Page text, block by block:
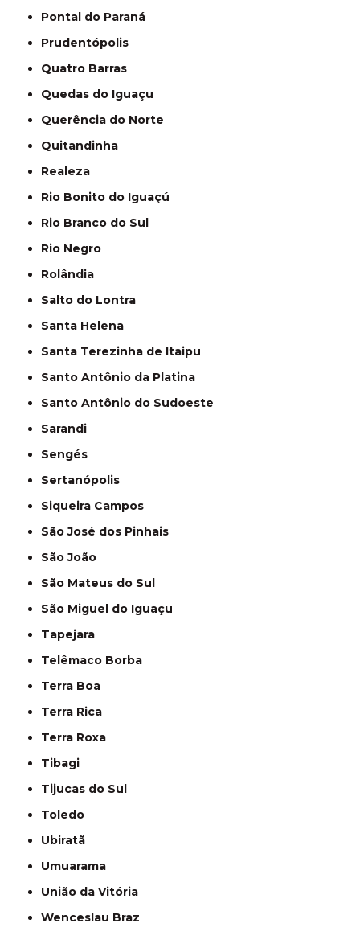
Pontal do Paraná
Prudentópolis
Quatro Barras
Quedas do Iguaçu
Querência do Norte
Quitandinha
Realeza
Rio Bonito do Iguaçú
Rio Branco do Sul
Rio Negro
Rolândia
Salto do Lontra
Santa Helena
Santa Terezinha de Itaipu
Santo Antônio da Platina
Santo Antônio do Sudoeste
Sarandi
Sengés
Sertanópolis
Siqueira Campos
São José dos Pinhais
São João
São Mateus do Sul
São Miguel do Iguaçu
Tapejara
Telêmaco Borba
Terra Boa
Terra Rica
Terra Roxa
Tibagi
Tijucas do Sul
Toledo
Ubiratã
Umuarama
União da Vitória
Wenceslau Braz